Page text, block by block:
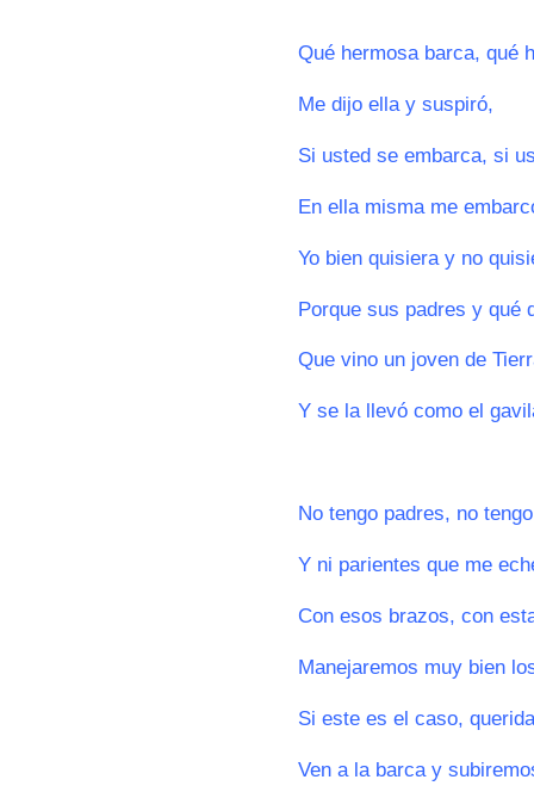
Qué hermosa barca, qué
Me dijo ella y suspiró,
Si usted se embarca, si
En ella misma me
Yo bien quisiera y no
Porque sus padres y qué
Que vino un joven de
Y se la llevó como el
No tengo padres, no
Y ni parientes que me
Con esos brazos, con
Manejaremos muy bien
Si este es el caso,
Ven a la barca y